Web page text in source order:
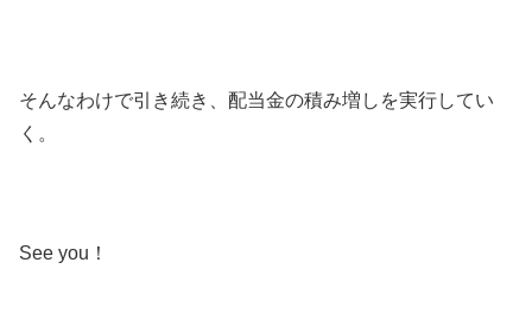
そんなわけで引き続き、配当金の積み増しを実行してい
く。
See you！